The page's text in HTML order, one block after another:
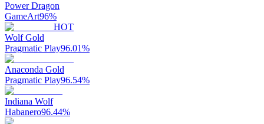
Power Dragon
GameArt96%
HOT
Wolf Gold
Pragmatic Play96.01%
Anaconda Gold
Pragmatic Play96.54%
Indiana Wolf
Habanero96.44%